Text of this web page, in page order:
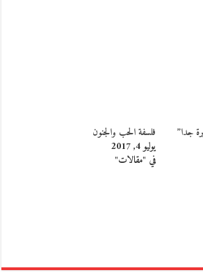
جدا”
فلسفة الحب والجنون
يوليو 4, 2017
في "مقالات"